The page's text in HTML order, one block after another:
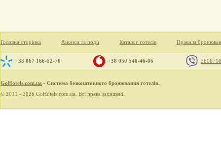
Головна сторінка Анонси та події Каталог готелів Правила
+38 067 166-52-70 +38 050 548-46-06
GoHotels.com.ua - Система безкоштовного бронювання готелів.
© 2011 - 2026 GoHotels.com.ua. Всі права захищені.